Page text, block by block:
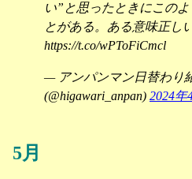
い”と思ったときにこの
とがある。ある意味正し
https://t.co/wPToFiCmcl
— アンパンマン日替わり
(@higawari_anpan) 2024年
5月